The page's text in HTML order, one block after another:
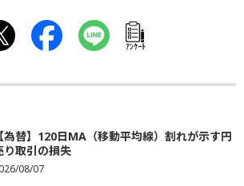
ｱﾝｹｰﾄ
【為替】120日MA（移動平均線）割れが示す円
り取引の損失
08/07